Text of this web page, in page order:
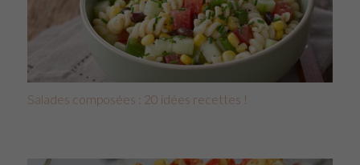
Salades composées : 20 idées recettes !